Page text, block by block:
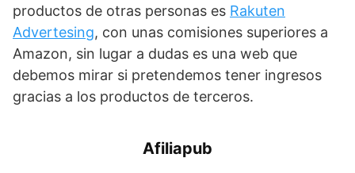
productos de otras personas es Rakuten
Advertesing, con unas comisiones superiores a
Amazon, sin lugar a dudas es una web que
debemos mirar si pretendemos tener ingresos
gracias a los productos de terceros.
Afiliapub